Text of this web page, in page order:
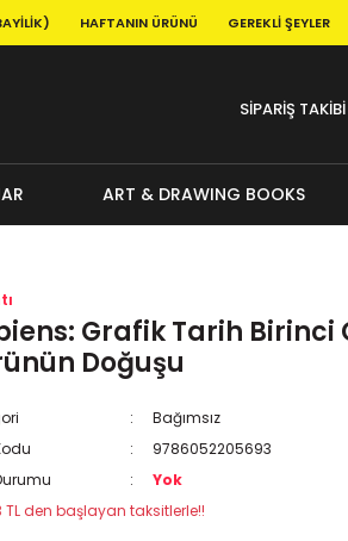
HAFTANIN ÜRÜNÜ GEREKLI ŞEYLER
SİPARİŞ TAKİBİ
ART & DRAWING BOOKS
Grafik Tarih Birinci
Doğuşu
Bağımsız
9786052205693
Yok
TL den başlayan taksitlerle!!